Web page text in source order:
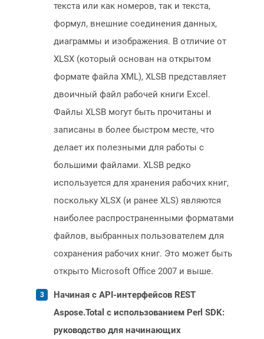
текста или как номеров, так и текста,
формул, внешние соединения данных,
диаграммы и изображения. В отличие от
XLSX (который основан на открытом
формате файла XML), XLSB представляет
двоичный файл рабочей книги Excel.
Файлы XLSB могут быть прочитаны и
записаны в более быстром месте, что
делает их полезными для работы с
большими файлами. XLSB редко
используется для хранения рабочих книг,
поскольку XLSX (и ранее XLS) являются
наиболее распространенными форматами
файлов, выбранных пользователем для
сохранения рабочих книг. Это может быть
открыто Microsoft Office 2007 и выше.
Начиная с API-интерфейсов REST
Aspose.Total с использованием Perl SDK:
руководство для начинающих